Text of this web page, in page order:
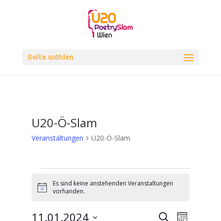
Seite wählen
U20-Ö-Slam
Veranstaltungen U20-Ö-Slam
Veranstaltungen
Hinweis
Es sind keine anstehenden Veranstaltungen
vorhanden.
Suche
11.01.2024